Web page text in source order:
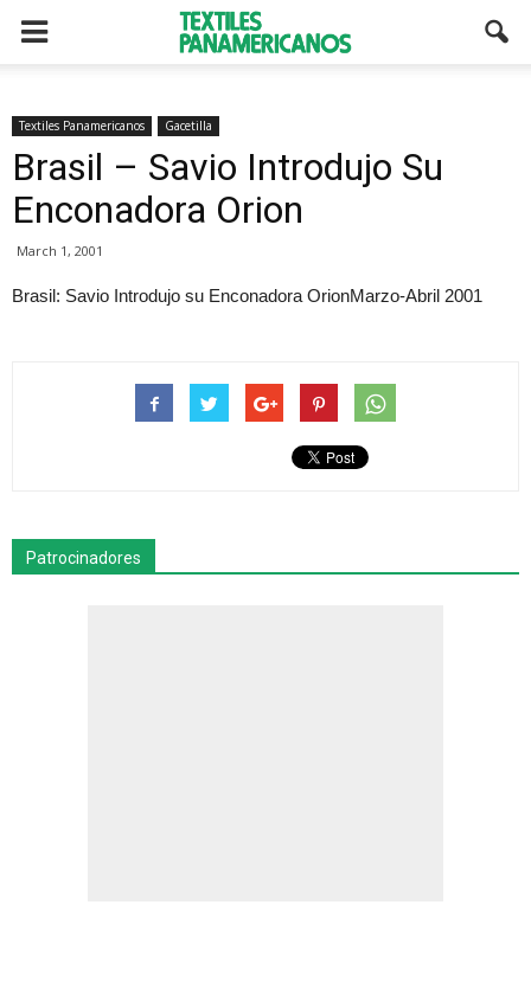
Textiles Panamericanos Gacetilla
Brasil – Savio Introdujo Su
Enconadora Orion
March 1, 2001
Brasil: Savio Introdujo su Enconadora OrionMarzo-Abril 2001
Patrocinadores